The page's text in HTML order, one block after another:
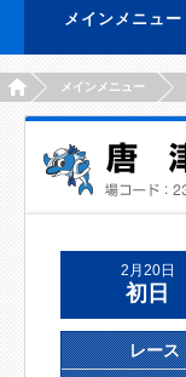
メインメニュー
HOMEメインメニュー
2月20日
初日
レース